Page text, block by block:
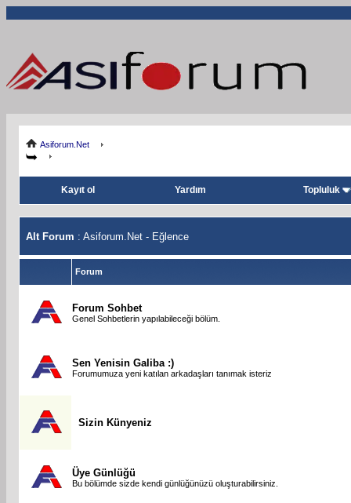
Asiforum.Net
Kayıt ol Yardım Topluluk
Alt Forum : Asiforum.Net - Eğlence
Forum
Forum Sohbet
Genel Sohbetlerin yapılabileceği bölüm.
Sen Yenisin Galiba :)
Forumumuza yeni katılan arkadaşları tanımak isteriz
Sizin Künyeniz
Üye Günlüğü
Bu bölümde sizde kendi günlüğünüzü oluşturabilirsiniz.